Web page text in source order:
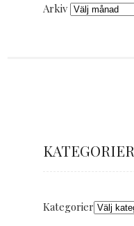
Arkiv
KATEGORIER
Kategorier